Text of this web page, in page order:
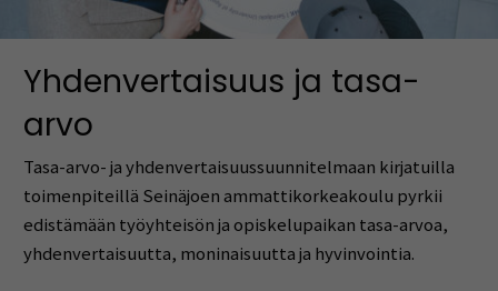
Yhdenvertaisuus ja tasa-
arvo
Tasa-arvo- ja yhdenvertaisuussuunnitelmaan kirjatuilla
toimenpiteillä Seinäjoen ammattikorkeakoulu pyrkii
edistämään työyhteisön ja opiskelupaikan tasa-arvoa,
yhdenvertaisuutta, moninaisuutta ja hyvinvointia.